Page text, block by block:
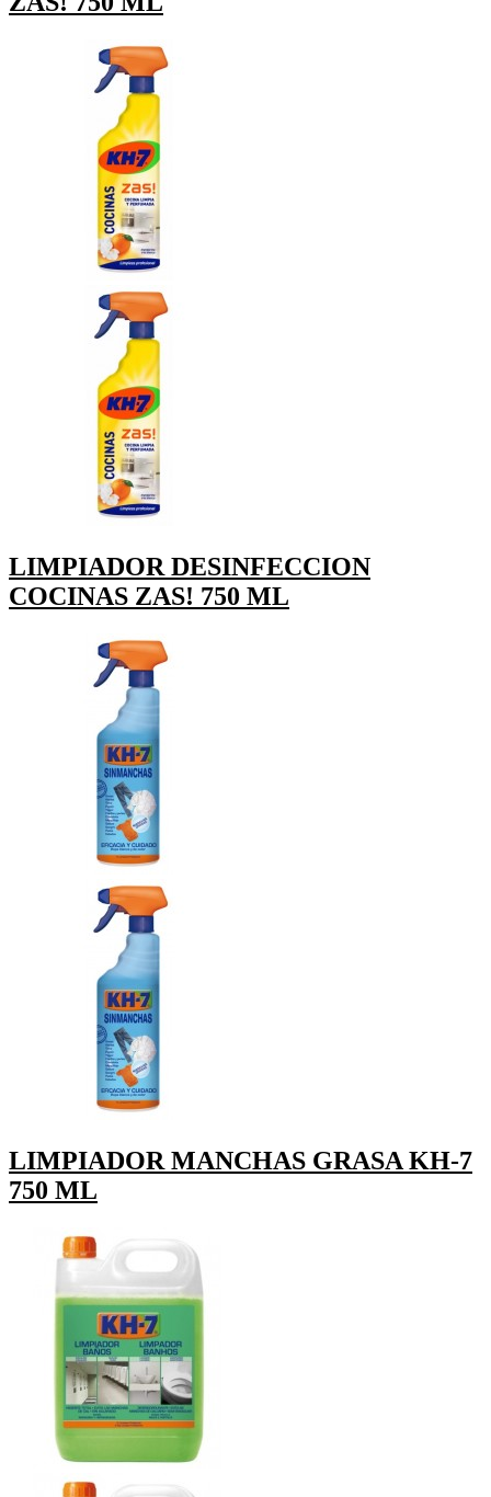
LIMPIADOR DESINFECCION
COCINAS ZAS! 750 ML
LIMPIADOR MANCHAS GRASA KH-7
750 ML